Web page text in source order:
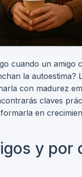
cuando un amigo
la autoestima?
con madurez
claves
en
y por